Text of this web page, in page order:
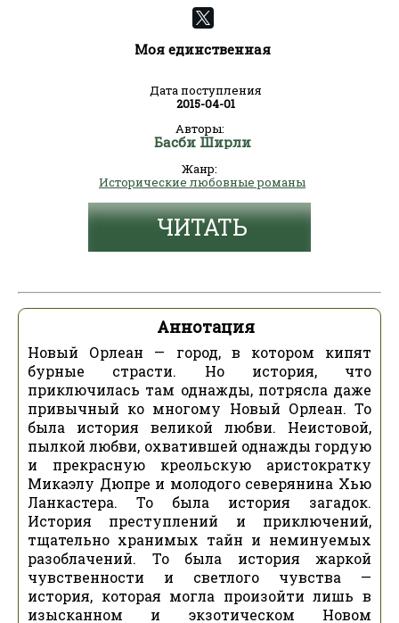
Моя единственная
Дата поступления
2015-04-01
Авторы:
Басби Ширли
Жанр:
Исторические любовные романы
ЧИТАТЬ
Аннотация
Новый Орлеан — город, в котором кипят
бурные страсти. Но история, что
приключилась там однажды, потрясла даже
привычный ко многому Новый Орлеан. То
была история великой любви. Неистовой,
пылкой любви, охватившей однажды гордую
и прекрасную креольскую аристократку
Микаэлу Дюпре и молодого северянина Хью
Ланкастера. То была история загадок.
История преступлений и приключений,
тщательно хранимых тайн и неминуемых
разоблачений. То была история жаркой
чувственности и светлого чувства —
история, которая могла произойти лишь в
изысканном и экзотическом Новом